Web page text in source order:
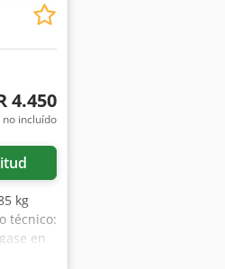
4.450
no incluído
kg
técnico:
en
de